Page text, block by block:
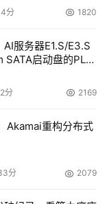
“造轮子”，不必从
据工程工具集、模
平台六大核心能
工程化的方法，
的增训、微调和强
专业大模型。
训海量专业文献与
的农业科学发现大
分 1820
服务器E1.S/E3.S
SATA启动盘的PLP
分 2169
Akamai重构分布式
分 2079